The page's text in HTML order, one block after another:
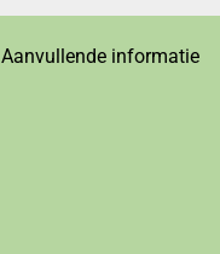
Aanvullende informatie